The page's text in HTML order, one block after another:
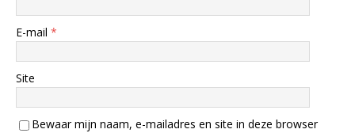
E-mail *
Site
Bewaar mijn naam, e-mailadres en site in deze browser